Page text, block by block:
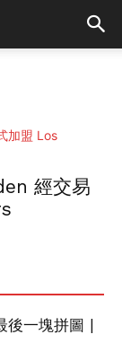
經交易
一塊拼圖 |